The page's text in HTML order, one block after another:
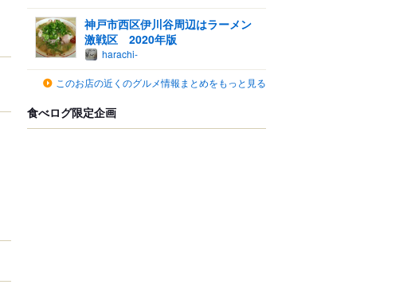
神戸市西区伊川谷周辺はラーメン
激戦区 2020年版
harachi-
このお店の近くのグルメ情報まとめをもっと見る
食べログ限定企画